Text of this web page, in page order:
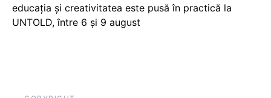
educația și creativitatea este pusă în practică la
UNTOLD, între 6 și 9 august